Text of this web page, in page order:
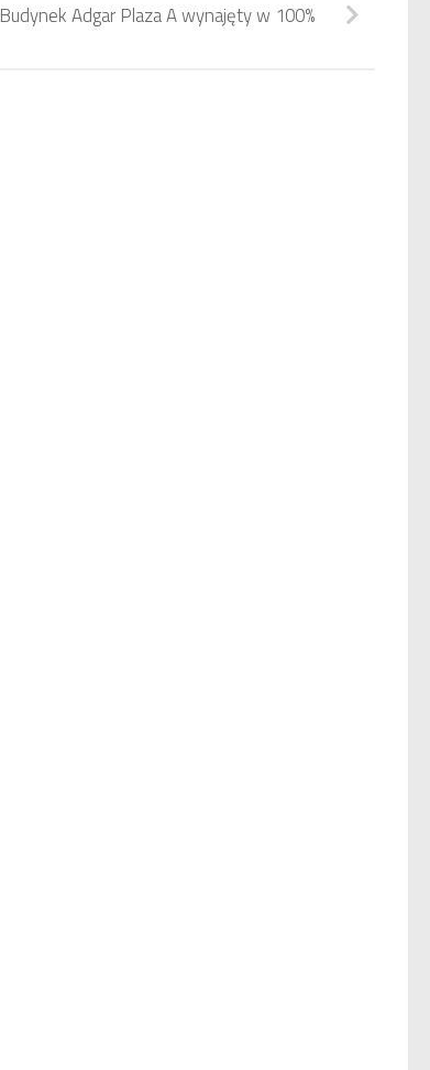
Budynek Adgar Plaza A wynajęty w 100%